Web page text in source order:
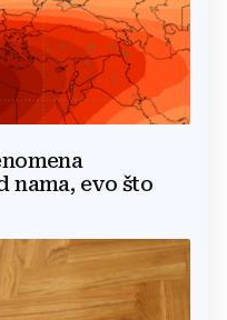
nama, evo što